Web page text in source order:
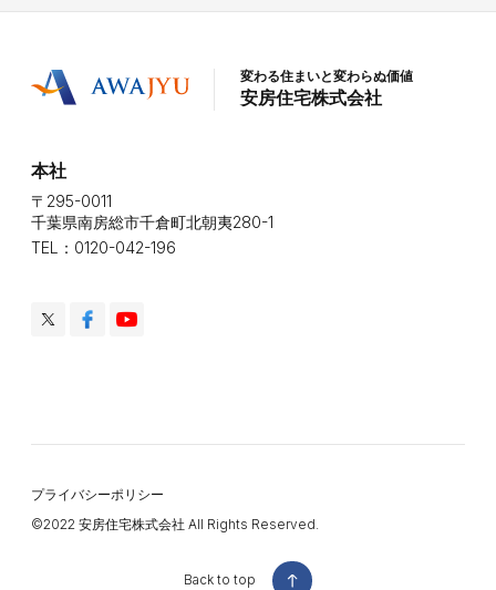
変わる住まいと変わらぬ価値
安房住宅株式会社
本社
〒295-0011
千葉県南房総市千倉町北朝夷280-1
TEL：0120-042-196
プライバシーポリシー
©️2022 安房住宅株式会社 All Rights Reserved.
Back to top